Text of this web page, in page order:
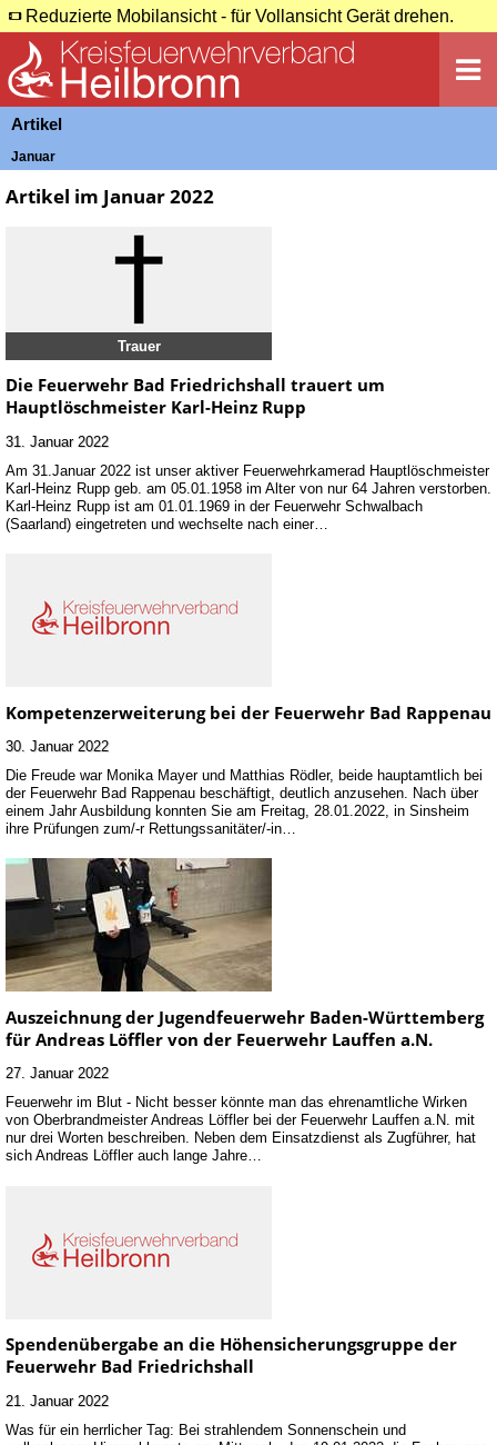
Reduzierte Mobilansicht - für Vollansicht Gerät drehen.
Artikel
Januar
Artikel im Januar 2022
Trauer
Die Feuerwehr Bad Friedrichshall trauert um
Hauptlöschmeister Karl-Heinz Rupp
31. Januar 2022
Am 31.Januar 2022 ist unser aktiver Feuerwehrkamerad Hauptlöschmeister
Karl-Heinz Rupp geb. am 05.01.1958 im Alter von nur 64 Jahren verstorben.
Karl-Heinz Rupp ist am 01.01.1969 in der Feuerwehr Schwalbach
(Saarland) eingetreten und wechselte nach einer…
Kompetenzerweiterung bei der Feuerwehr Bad Rappenau
30. Januar 2022
Die Freude war Monika Mayer und Matthias Rödler, beide hauptamtlich bei
der Feuerwehr Bad Rappenau beschäftigt, deutlich anzusehen. Nach über
einem Jahr Ausbildung konnten Sie am Freitag, 28.01.2022, in Sinsheim
ihre Prüfungen zum/-r Rettungssanitäter/-in…
Auszeichnung der Jugendfeuerwehr Baden-Württemberg
für Andreas Löffler von der Feuerwehr Lauffen a.N.
27. Januar 2022
Feuerwehr im Blut - Nicht besser könnte man das ehrenamtliche Wirken
von Oberbrandmeister Andreas Löffler bei der Feuerwehr Lauffen a.N. mit
nur drei Worten beschreiben. Neben dem Einsatzdienst als Zugführer, hat
sich Andreas Löffler auch lange Jahre…
Spendenübergabe an die Höhensicherungsgruppe der
Feuerwehr Bad Friedrichshall
21. Januar 2022
Was für ein herrlicher Tag: Bei strahlendem Sonnenschein und